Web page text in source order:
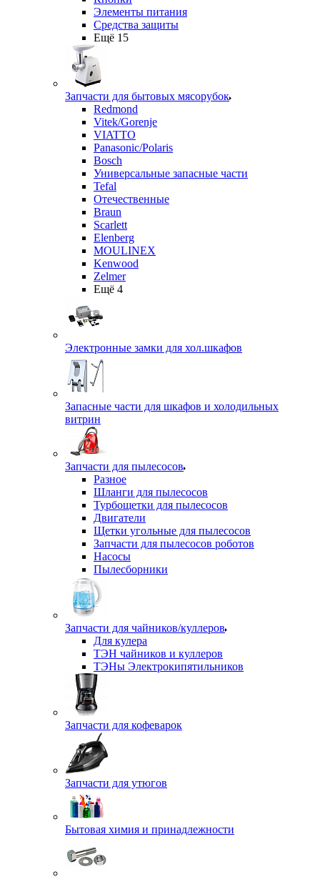
Элементы питания
Средства защиты
Ещё 15
Запчасти для бытовых мясорубок
Redmond
Vitek/Gorenje
VIATTO
Panasonic/Polaris
Bosch
Универсальные запасные части
Tefal
Отечественные
Braun
Scarlett
Elenberg
MOULINEX
Kenwood
Zelmer
Ещё 4
Электронные замки для хол.шкафов
Запасные части для шкафов и холодильных
витрин
Запчасти для пылесосов
Разное
Шланги для пылесосов
Турбощетки для пылесосов
Двигатели
Щетки угольные для пылесосов
Запчасти для пылесосов роботов
Насосы
Пылесборники
Запчасти для чайников/куллеров
Для кулера
ТЭН чайников и куллеров
ТЭНы Электрокипятильников
Запчасти для кофеварок
Запчасти для утюгов
Бытовая химия и принадлежности